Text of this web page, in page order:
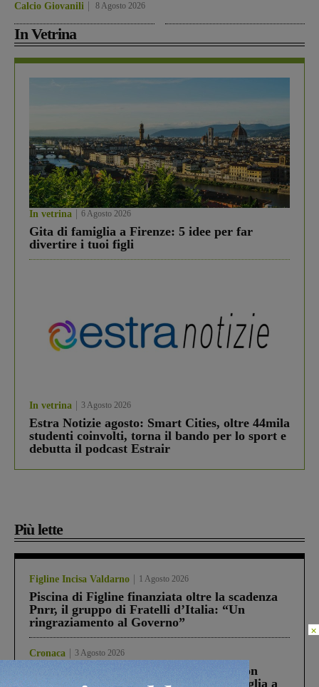
Calcio Giovanili 8 Agosto 2026
In Vetrina
In vetrina 6 Agosto 2026
Gita di famiglia a Firenze: 5 idee per far
divertire i tuoi figli
In vetrina 3 Agosto 2026
Estra Notizie agosto: Smart Cities, oltre 44mila
studenti coinvolti, torna il bando per lo sport e
debutta il podcast Estrair
Più lette
Figline Incisa Valdarno 1 Agosto 2026
Piscina di Figline finanziata oltre la scadenza
Pnrr, il gruppo di Fratelli d’Italia: “Un
ringraziamento al Governo”
Cronaca 3 Agosto 2026
Scomparso da una struttura di Castiglion
Fiorentino l’uomo che aveva ucciso la figlia a
×